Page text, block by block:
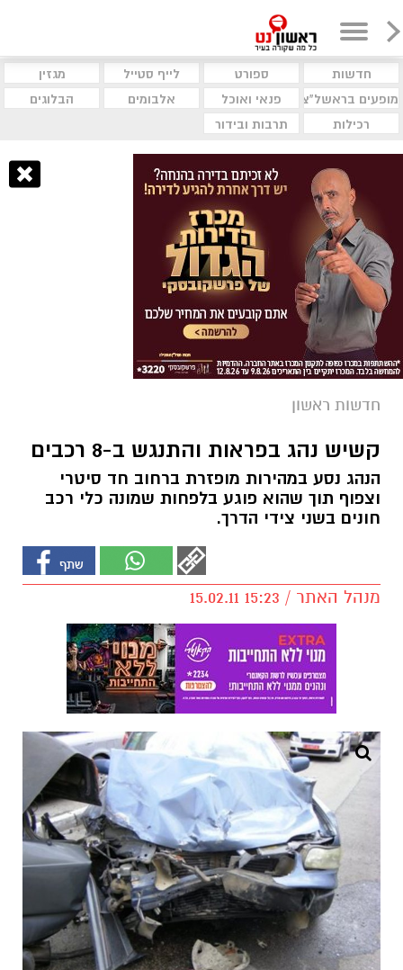
חדשות ספורט לייף סטייל
מגזין
מופעים בראשל"צ
פנאי ואוכל אלבומים
הבלוגים
רכילות
תרבות ובידור
חדשות ראשון
קשיש נהג בפראות והתנגש ב-8 רכבים
הנהג נסע במהירות מופזרת ברחוב חד סיטרי
וצפוף תוך שהוא פוגע בלפחות שמונה כלי רכב
חונים בשני צידי הדרך.
מנהל האתר / 15:23 15.02.11